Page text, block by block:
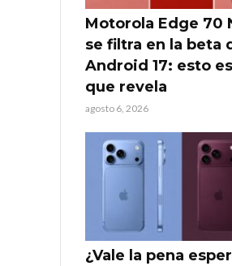
Motorola Edge 70
se filtra en la beta
Android 17: esto
que revela
agosto 6, 2026
¿Vale la pena